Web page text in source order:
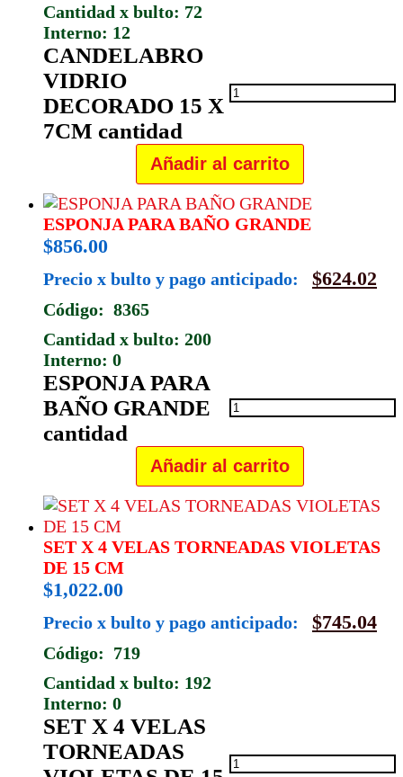
Cantidad x bulto: 72
Interno: 12
CANDELABRO
VIDRIO
DECORADO 15 X
7CM cantidad
Añadir al carrito
ESPONJA PARA BAÑO GRANDE
$856.00
Precio x bulto y pago anticipado: $624.02
Código: 8365
Cantidad x bulto: 200
Interno: 0
ESPONJA PARA
BAÑO GRANDE
cantidad
Añadir al carrito
SET X 4 VELAS TORNEADAS VIOLETAS
DE 15 CM
$1,022.00
Precio x bulto y pago anticipado: $745.04
Código: 719
Cantidad x bulto: 192
Interno: 0
SET X 4 VELAS
TORNEADAS